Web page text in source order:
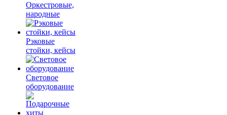
Оркестровые,
народные
Рэковые
стойки, кейсы
Световое
оборудование